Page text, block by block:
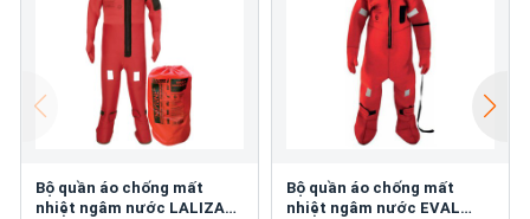
Bộ quần áo chống mất
nhiệt ngâm nước LALIZAS
Bộ quần áo chống mất
nhiệt ngâm nước EVAL